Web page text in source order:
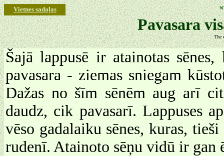
Vietnes sadaļas
Pavasara
The
Šajā lappusē ir atainotas
pavasara - ziemas sniegam
Dažas no šīm sēnēm aug arī
daudz, cik pavasarī. Lappuses
vēso gadalaiku sēnes, kuras,
rudenī. Atainoto sēņu vidū ir gan